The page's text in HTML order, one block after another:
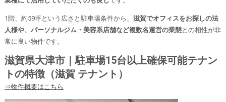
1階、約59坪という広さと駐車場条件から、 滋賀でオフィスをお探しの法
人様や、パーソナルジム・美容系店舗など複数名運営の業態との相性が非
常に良い物件です。
滋賀県大津市｜駐車場15台以上確保可能テナン
トの特徴（滋賀 テナント）
⇒物件概要はこちら